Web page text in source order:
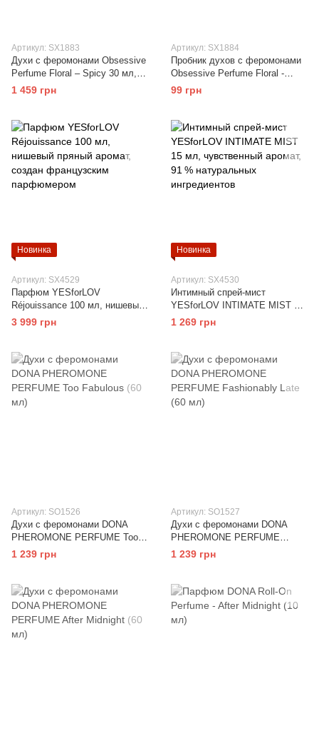
Артикул: SX1883
Духи с феромонами Obsessive
Perfume Floral – Spicy 30 мл,
восточный пряный аромат
1 459 грн
Артикул: SX1884
Пробник духов с феромонами
Obsessive Perfume Floral -
Spicy sample (1 мл)
99 грн
Новинка
Артикул: SX4529
Парфюм YESforLOV
Réjouissance 100 мл, нишевый
пряный аромат, создан
французским парфюмером
3 999 грн
Новинка
Артикул: SX4530
Интимный спрей-мист
YESforLOV INTIMATE MIST 15
мл, чувственный аромат, 91 %
натуральных ингредиентов
1 269 грн
Артикул: SO1526
Духи с феромонами DONA
PHEROMONE PERFUME Too
Fabulous (60 мл)
1 239 грн
Артикул: SO1527
Духи с феромонами DONA
PHEROMONE PERFUME
Fashionably Late (60 мл)
1 239 грн